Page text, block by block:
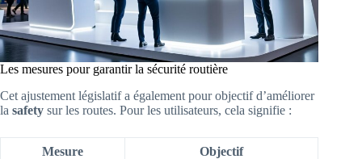
Les mesures pour garantir la sécurité routière
Cet ajustement législatif a également pour objectif d’améliorer
la safety sur les routes. Pour les utilisateurs, cela signifie :
Mesure Objectif